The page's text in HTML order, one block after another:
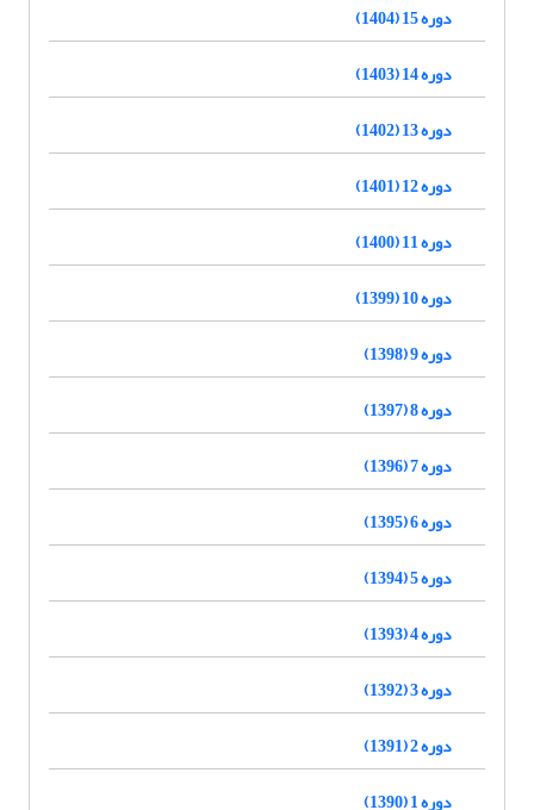
دوره 15 (1404)
دوره 14 (1403)
دوره 13 (1402)
دوره 12 (1401)
دوره 11 (1400)
دوره 10 (1399)
دوره 9 (1398)
دوره 8 (1397)
دوره 7 (1396)
دوره 6 (1395)
دوره 5 (1394)
دوره 4 (1393)
دوره 3 (1392)
دوره 2 (1391)
دوره 1 (1390)